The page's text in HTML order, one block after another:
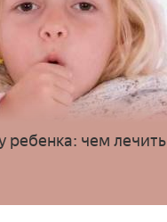
ребенка: чем лечить